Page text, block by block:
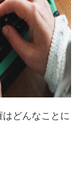
はどんなことに